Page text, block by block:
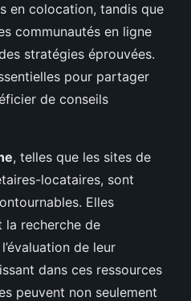
en colocation, tandis que
communautés en ligne
stratégies éprouvées.
pour partager
de conseils
, telles que les sites de
locataires, sont
Elles
la recherche de
de leur
dans ces ressources
peuvent non seulement